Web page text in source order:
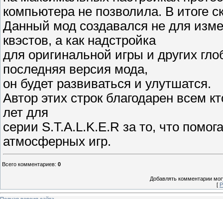
компьютера не позволила. В итоге
Данный мод создавался не для
квэстов, а как надстройка
для оригинальной игры и других
последняя версия мода,
он будет развиваться и улутшатся.
Автор этих строк благодарен всем
лет для
серии S.T.A.L.K.E.R за то, что
атмосферных игр.
Всего комментариев: 0
Добавлять комментарии
[